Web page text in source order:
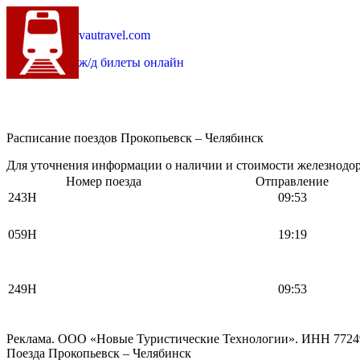
vautravel.com
ж/д билеты онлайн
Расписание поездов Прокопьевск – Челябинск
Для уточнения информации о наличии и стоимости
Номер поезда
Отправление
243Н
09:53
059Н 19:19
249Н 09:53
Реклама. ООО «Новые Туристические Технологии». ИНН
Поезда Прокопьевск – Челябинск